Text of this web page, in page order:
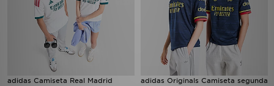
adidas Camiseta Real Madrid
adidas Originals Camiseta segunda